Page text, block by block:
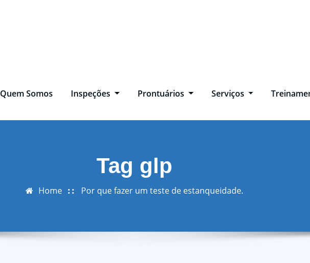
Quem Somos Inspeções Prontuários Serviços
Tag glp
Home Por que fazer um teste de estanqueidade.